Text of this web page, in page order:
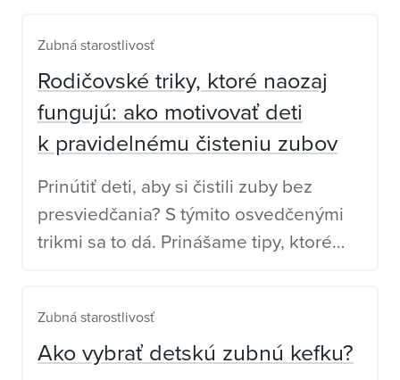
Zubná starostlivosť
Rodičovské triky, ktoré naozaj
fungujú: ako motivovať deti
k pravidelnému čisteniu zubov
Prinútiť deti, aby si čistili zuby bez
presviedčania? S týmito osvedčenými
trikmi sa to dá. Prinášame tipy, ktoré
Zubná starostlivosť
Ako vybrať detskú zubnú kefku?